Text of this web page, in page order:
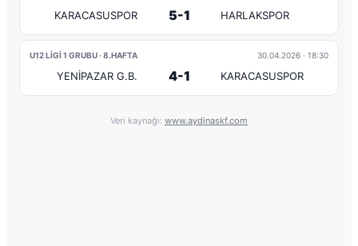
KARACASUSPOR 5-1 HARLAKSPOR
U12 LİGİ 1 GRUBU · 8.HAFTA 30.04.2026 · 18:30
YENİPAZAR G.B. 4-1 KARACASUSPOR
Veri kaynağı: www.aydinaskf.com